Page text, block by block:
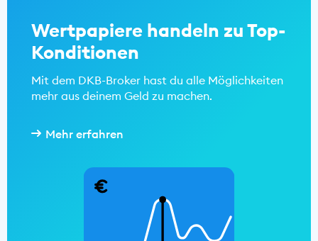
Wertpapiere handeln zu Top-
Konditionen
Mit dem DKB-Broker hast du alle Möglichkeiten
mehr aus deinem Geld zu machen.
Mehr erfahren